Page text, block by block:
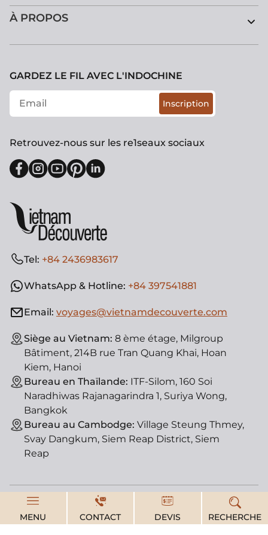
MENU CONTACT DEVIS RECHERCHE
À PROPOS
Tel: +84 2436983617
WhatsApp & Hotline: +84 397541881
Email: voyages@vietnamdecouverte.com
Siège au Vietnam: 8 ème étage, Milgroup
Bâtiment, 214B rue Tran Quang Khai, Hoan
Kiem, Hanoi
Bureau en Thaïlande: ITF-Silom, 160 Soi
Naradhiwas Rajanagarindra 1, Suriya Wong,
Bangkok
Bureau au Cambodge: Village Steung Thmey,
Svay Dangkum, Siem Reap District, Siem
Reap
GARDEZ LE FIL AVEC L'INDOCHINE
Inscription
Retrouvez-nous sur les re1seaux sociaux
© Vietnam Découverte, agence de voyage locale. License
d'état : 01-182/2014/TCDL-GPLHQT